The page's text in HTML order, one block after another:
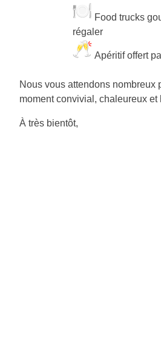
Food trucks
régaler
Apéritif offert
Nous vous attendons nombreux
moment convivial, chaleureux et
À très bientôt,